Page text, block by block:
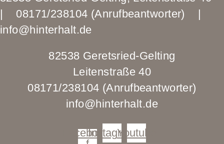
| 08171/238104 (Anrufbeantworter) |
info@hinterhalt.de
82538 Geretsried-Gelting
Leitenstraße 40
08171/238104 (Anrufbeantworter)
info@hinterhalt.de
Facebook-
Instagram
Youtube